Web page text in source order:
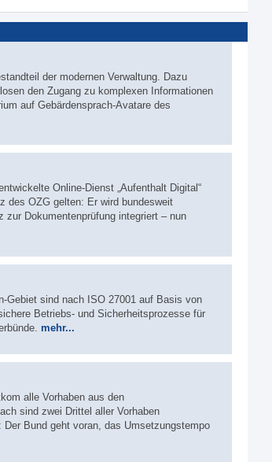
der modernen Verwaltung. Dazu
den Zugang zu komplexen Informationen
auf Gebärdensprach-Avatare des
Online-Dienst „Aufenthalt Digital“
des OZG gelten: Er wird bundesweit
Dokumentenprüfung integriert – nun
Gebiet sind nach ISO 27001 auf Basis von
Betriebs- und Sicherheitsprozesse für
mehr...
alle Vorhaben aus den
sind zwei Drittel aller Vorhaben
Bund geht voran, das Umsetzungstempo